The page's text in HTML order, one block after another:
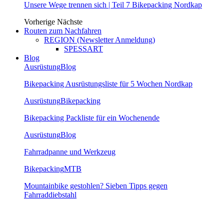
Unsere Wege trennen sich | Teil 7 Bikepacking Nordkap
Vorherige Nächste
Routen zum Nachfahren
REGION (Newsletter Anmeldung)
SPESSART
Blog
AusrüstungBlog
Bikepacking Ausrüstungsliste für 5 Wochen Nordkap
AusrüstungBikepacking
Bikepacking Packliste für ein Wochenende
AusrüstungBlog
Fahrradpanne und Werkzeug
BikepackingMTB
Mountainbike gestohlen? Sieben Tipps gegen
Fahrraddiebstahl